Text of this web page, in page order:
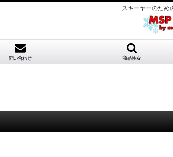
スキーヤーのため
問い合わせ 商品検索